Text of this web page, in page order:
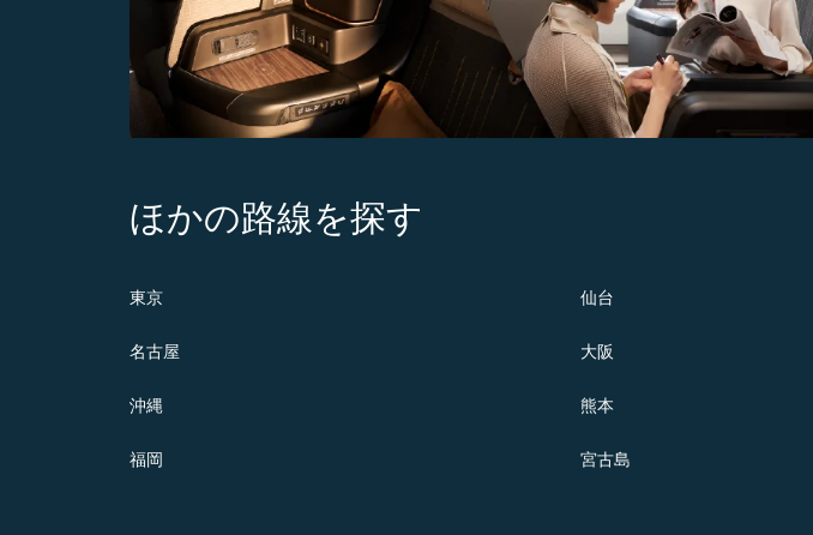
ほかの路線を探す
東京 仙台
名古屋 大阪
沖縄 熊本
福岡 宮古島